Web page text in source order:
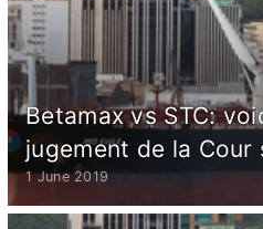
Betamax vs STC:
jugement de la Cour
1 June 2019